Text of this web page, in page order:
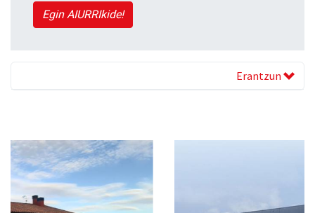
Egin AIURRIkide!
Erantzun